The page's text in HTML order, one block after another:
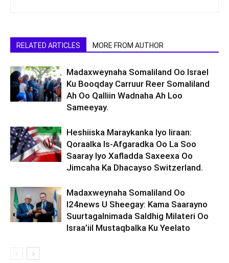
RELATED ARTICLES MORE FROM AUTHOR
Madaxweynaha Somaliland Oo Israel
Ku Booqday Carruur Reer Somaliland
Ah Oo Qalliin Wadnaha Ah Loo
Sameeyay.
Heshiiska Maraykanka Iyo Iiraan:
Qoraalka Is-Afgaradka Oo La Soo
Saaray Iyo Xafladda Saxeexa Oo
Jimcaha Ka Dhacayso Switzerland.
Madaxweynaha Somaliland Oo
I24news U Sheegay: Kama Saarayno
Suurtagalnimada Saldhig Milateri Oo
Israa’iil Mustaqbalka Ku Yeelato